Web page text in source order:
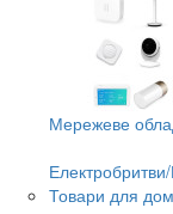
Мережеве
Товари для